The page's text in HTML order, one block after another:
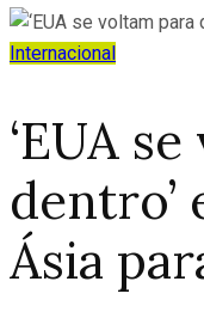
Internacional
‘EUA
dentro’
Ásia